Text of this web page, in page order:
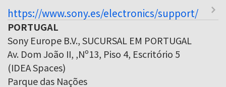
https://www.sony.es/electronics/support/
PORTUGAL
Sony Europe B.V., SUCURSAL EM PORTUGAL
Av. Dom João II, ,Nº13, Piso 4, Escritório 5
(IDEA Spaces)
Parque das Nações